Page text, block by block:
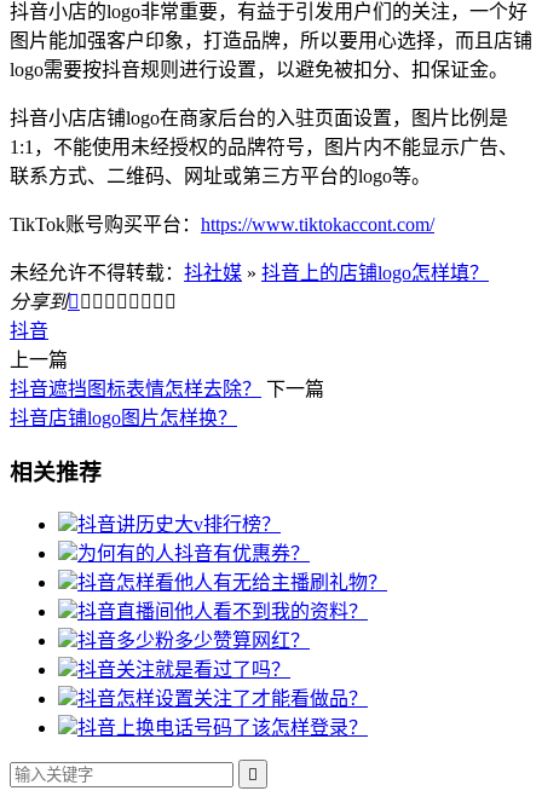
抖音小店的logo非常重要，有益于引发用户们的关注，一个好
图片能加强客户印象，打造品牌，所以要用心选择，而且店铺
logo需要按抖音规则进行设置，以避免被扣分、扣保证金。
抖音小店店铺logo在商家后台的入驻页面设置，图片比例是
1:1，不能使用未经授权的品牌符号，图片内不能显示广告、
联系方式、二维码、网址或第三方平台的logo等。
TikTok账号购买平台： https://www.tiktokaccont.com/
未经允许不得转载： 抖社媒 » 抖音上的店铺logo怎样填？
分享到        
抖音
上一篇
抖音遮挡图标表情怎样去除？
下一篇
抖音店铺logo图片怎样换？
相关推荐
抖音讲历史大v排行榜？
为何有的人抖音有优惠券？
抖音怎样看他人有无给主播刷礼物？
抖音直播间他人看不到我的资料？
抖音多少粉多少赞算网红？
抖音关注就是看过了吗？
抖音怎样设置关注了才能看做品？
抖音上换电话号码了该怎样登录？
